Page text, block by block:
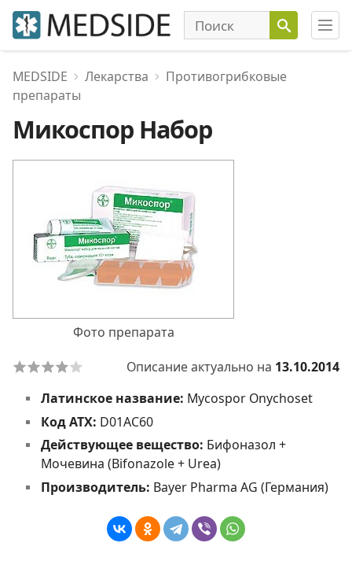
MEDSIDE Лекарства
Противогрибковые
препараты
Микоспор Набор
Фото препарата
Описание актуально на 13.10.2014
Латинское название: Mycospor Onychoset
Код АТХ: D01AC60
Действующее вещество: Бифоназол +
Мочевина (Bifonazole + Urea)
Производитель: Bayer Pharma AG (Германия)